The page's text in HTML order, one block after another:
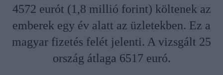
4572 eurót (1,8 millió forint) költenek az
emberek egy év alatt az üzletekben. Ez a
magyar fizetés felét jelenti. A vizsgált 25
ország átlaga 6517 euró.